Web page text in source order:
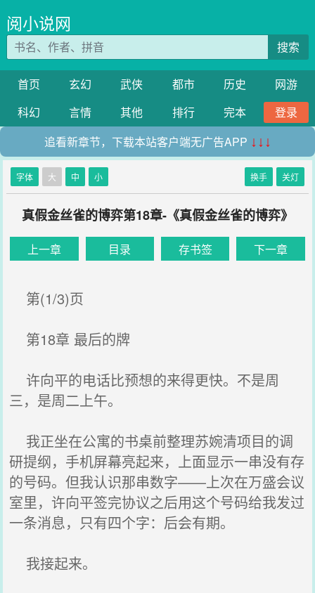
阅小说网
搜索
首页 玄幻 武侠 都市 历史
网游
科幻
言情 其他 排行 完本
登录
追看新章节，下载本站客户端无广告APP ↓↓↓
字体 大 中 小 换手 关灯
真假金丝雀的博弈第18章-《真假金丝雀的博弈》
上一章 目录 存书签 下一章
第(1/3)页
第18章 最后的牌
许向平的电话比预想的来得更快。不是周
三，是周二上午。
我正坐在公寓的书桌前整理苏婉清项目的调
研提纲，手机屏幕亮起来，上面显示一串没有存
的号码。但我认识那串数字——上次在万盛会议
室里，许向平签完协议之后用这个号码给我发过
一条消息，只有四个字：后会有期。
我接起来。